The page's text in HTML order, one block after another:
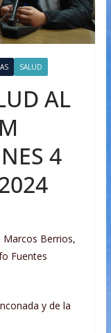
SALUD
AL
4
Marcos Berrios,
Fuentes
y de la